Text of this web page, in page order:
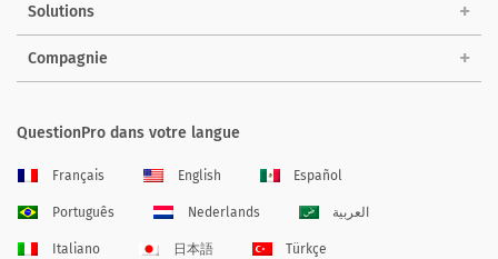
Solutions
Compagnie
QuestionPro dans votre langue
Français English Español
Português Nederlands العربية
Italiano 日本語 Türkçe